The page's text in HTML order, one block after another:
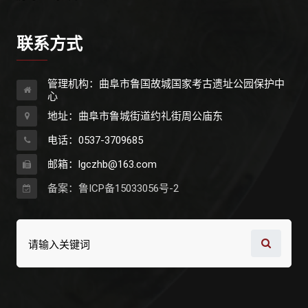
联系方式
管理机构：曲阜市鲁国故城国家考古遗址公园保护中
心
地址：曲阜市鲁城街道约礼街周公庙东
电话：0537-3709685
邮箱：lgczhb@163.com
备案：鲁ICP备15033056号-2